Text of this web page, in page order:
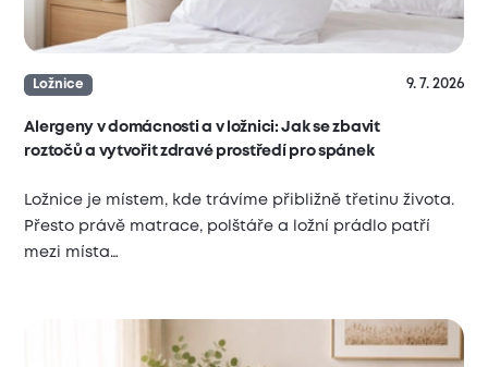
Ložnice 9. 7. 2026
Alergeny v domácnosti a v ložnici: Jak se zbavit
roztočů a vytvořit zdravé prostředí pro spánek
Ložnice je místem, kde trávíme přibližně třetinu života.
Přesto právě matrace, polštáře a ložní prádlo patří
mezi místa…